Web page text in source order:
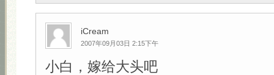
iCream
2007年09月03日 2:15下午
小白，嫁给大头吧